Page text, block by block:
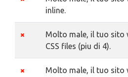
inline.
Molto male, il tuo sito
CSS files (piu di 4).
Molto male, il tuo sito